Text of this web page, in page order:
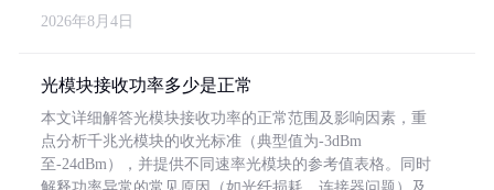
2026年8月4日
光模块接收功率多少是正常
本文详细解答光模块接收功率的正常范围及影响因素，重
点分析千兆光模块的收光标准（典型值为-3dBm
至-24dBm），并提供不同速率光模块的参考值表格。同时